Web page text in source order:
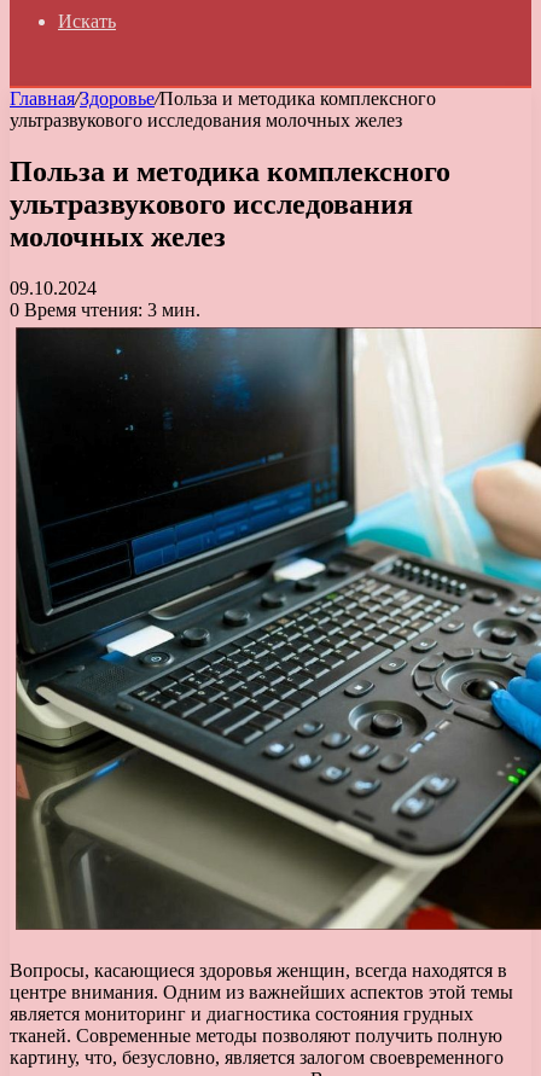
Искать
Главная/Здоровье/Польза и методика комплексного
ультразвукового исследования молочных желез
Польза и методика комплексного
ультразвукового исследования
молочных желез
09.10.2024
0 Время чтения: 3 мин.
Вопросы, касающиеся здоровья женщин, всегда находятся в
центре внимания. Одним из важнейших аспектов этой темы
является мониторинг и диагностика состояния грудных
тканей. Современные методы позволяют получить полную
картину, что, безусловно, является залогом своевременного